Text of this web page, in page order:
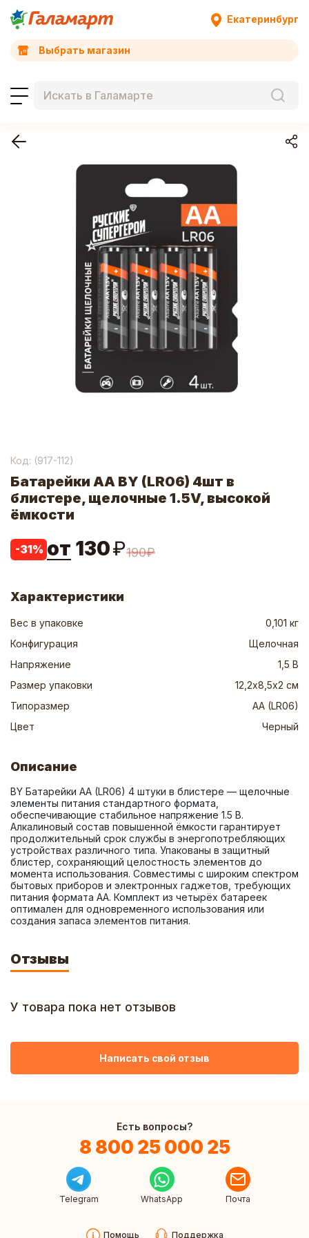
Екатеринбург
Выбрать магазин
Код: (917-112)
Батарейки AA BY (LR06) 4шт в
блистере, щелочные 1.5V, высокой
ёмкости
-31% от 130₽190₽
Характеристики
Вес в упаковке
0,101 кг
Конфигурация
Щелочная
Напряжение
1,5 В
Размер упаковки
12,2х8,5х2 см
Типоразмер
AA (LR06)
Цвет
Черный
Описание
BY Батарейки AA (LR06) 4 штуки в блистере — щелочные
элементы питания стандартного формата,
обеспечивающие стабильное напряжение 1.5 В.
Алкалиновый состав повышенной ёмкости гарантирует
продолжительный срок службы в энергопотребляющих
устройствах различного типа. Упакованы в защитный
блистер, сохраняющий целостность элементов до
момента использования. Совместимы с широким спектром
бытовых приборов и электронных гаджетов, требующих
питания формата AA. Комплект из четырёх батареек
оптимален для одновременного использования или
создания запаса элементов питания.
Отзывы
У товара пока нет отзывов
Написать свой отзыв
Есть вопросы?
8 800 25 000 25
Telegram WhatsApp Почта
Помощь Поддержка